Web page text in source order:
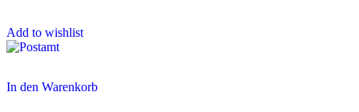
Add to wishlist
In den Warenkorb